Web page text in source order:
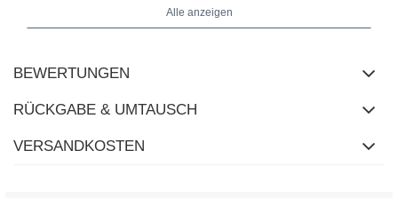
Alle anzeigen
BEWERTUNGEN
RÜCKGABE & UMTAUSCH
VERSANDKOSTEN